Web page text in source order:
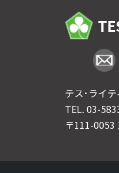
テス･ライ
TEL. 03-
〒111-